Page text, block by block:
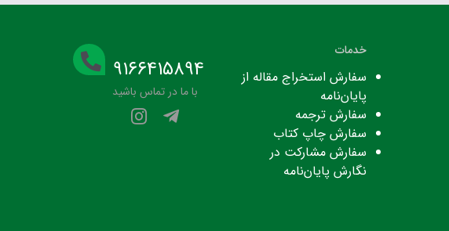
خدمات
سفارش استخراج مقاله از
پایان‌نامه
سفارش ترجمه
سفارش چاپ کتاب
سفارش مشارکت در
نگارش پایان‌نامه
۹۱۶۶۴۱۵۸۹۴
با ما در تماس باشید